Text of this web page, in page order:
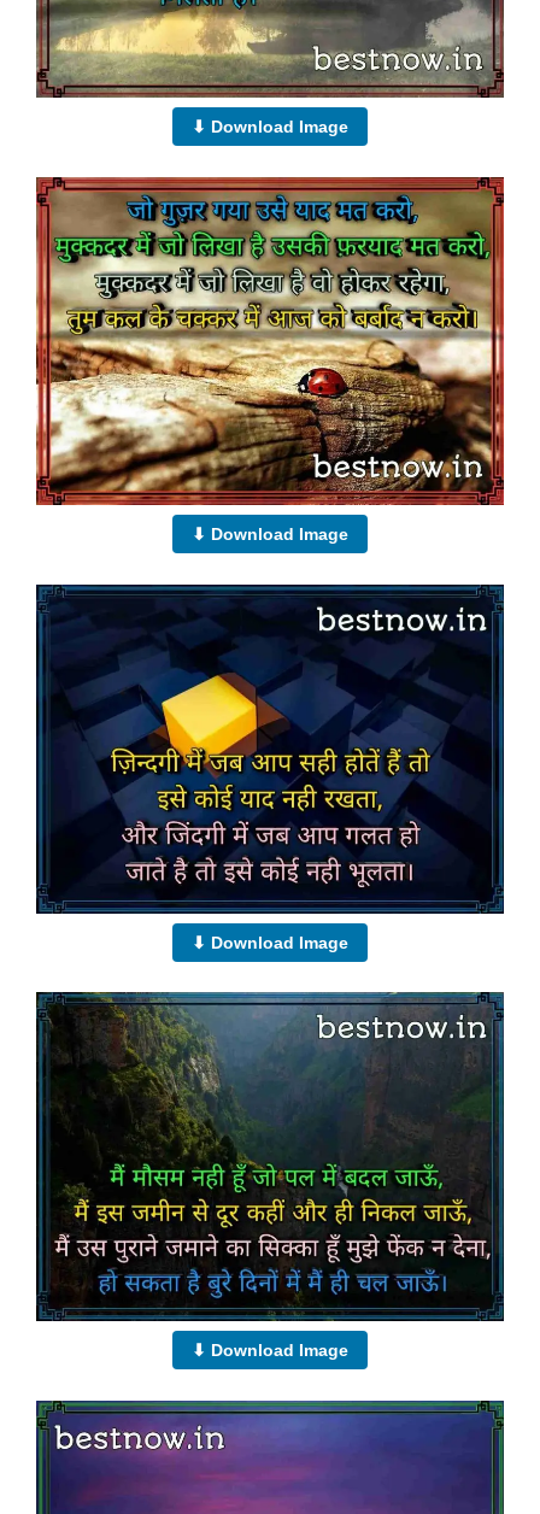
⬇ Download Image
⬇ Download Image
⬇ Download Image
⬇ Download Image